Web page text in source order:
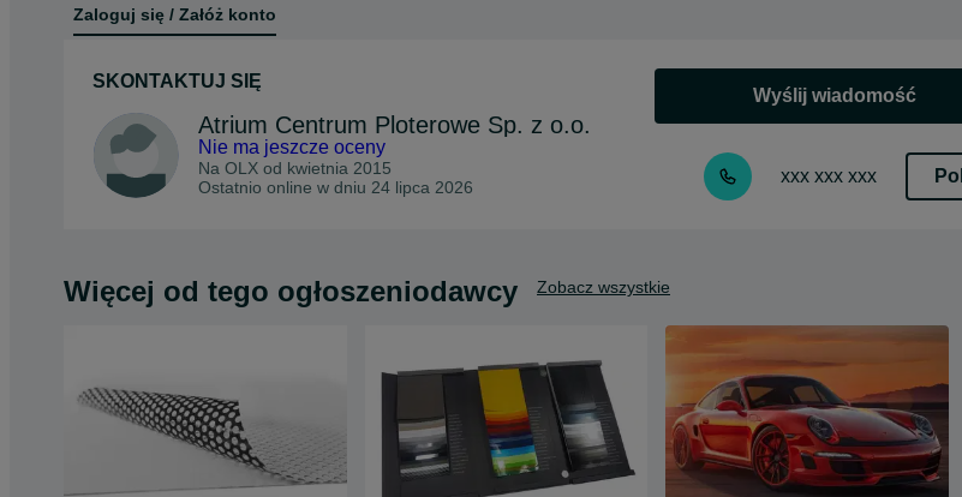
Zaloguj się / Załóż konto
SKONTAKTUJ SIĘ
Atrium Centrum Ploterowe Sp. z o.o.
Nie ma jeszcze oceny
Na OLX od kwietnia 2015
Ostatnio online w dniu 24 lipca 2026
Wyślij wiadomość
xxx xxx xxx
Więcej od tego ogłoszeniodawcy Zobacz wszystkie